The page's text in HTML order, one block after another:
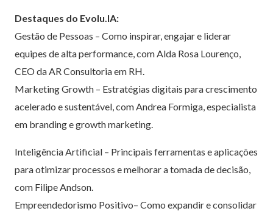
Destaques do Evolu.IA:
Gestão de Pessoas – Como inspirar, engajar e liderar
equipes de alta performance, com Alda Rosa Lourenço,
CEO da AR Consultoria em RH.
Marketing Growth – Estratégias digitais para crescimento
acelerado e sustentável, com Andrea Formiga, especialista
em branding e growth marketing.
Inteligência Artificial – Principais ferramentas e aplicações
para otimizar processos e melhorar a tomada de decisão,
com Filipe Andson.
Empreendedorismo Positivo– Como expandir e consolidar